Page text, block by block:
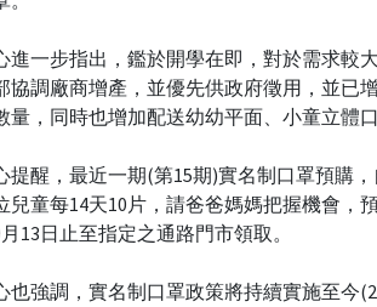
進一步指出，鑑於開學在即，對於需求較
協調廠商增產，並優先供政府徵用，並已
量，同時也增加配送幼幼平面、小童立體
提醒，最近一期(第15期)實名制口罩預購
兒童每14天10片，請爸爸媽媽把握機會，
13日止至指定之通路門市領取。
也強調，實名制口罩政策將持續實施至今